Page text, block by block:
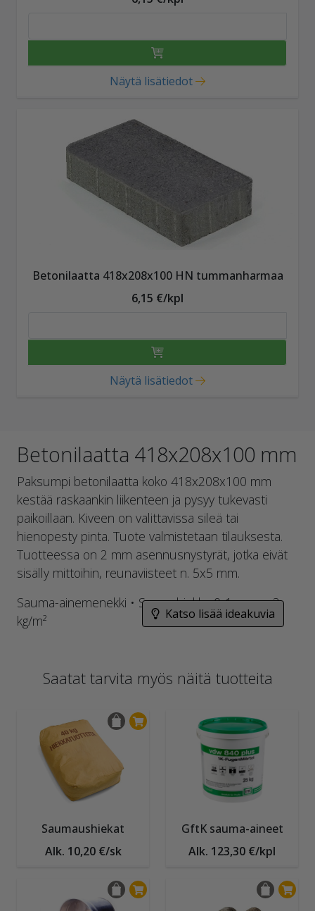
Näytä lisätiedot
Betonilaatta 418x208x100 HN tummanharmaa
6,15 €/kpl
Näytä lisätiedot
Betonilaatta 418x208x100 mm
Paksumpi betonilaatta koko 418x208x100 mm
kestää raskaankin liikenteen ja pysyy tukevasti
paikoillaan. Kiveen on valittavissa sileä tai
hienopesty pinta. Tuote valmistetaan tilauksesta.
Tuotteessa on 2 mm asennusnystyrät, jotka eivät
sisälly mittoihin, reunaviisteet n. 5x5 mm.
Sauma-ainemenekki • Saumahiekka 0-1 mm n. 3
kg/m²
Katso lisää ideakuvia
Saatat tarvita myös näitä tuotteita
Saumaushiekat
Alk. 10,20 €/sk
GftK sauma-aineet
Alk. 123,30 €/kpl